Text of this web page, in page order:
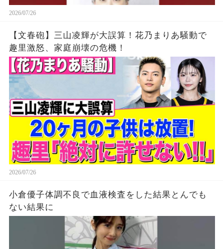
2026/07/26
【文春砲】三山凌輝が大誤算！花乃まりあ騒動で
趣里激怒、家庭崩壊の危機！
2026/07/26
小倉優子体調不良で血液検査をした結果とんでも
ない結果に